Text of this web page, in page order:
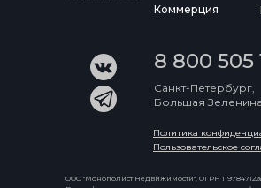
Коммерция
ООО "Монополист Недвижимости", ОГРН
Политика
Санкт-Петербург,
Большая
8 800 505
Пользовательское